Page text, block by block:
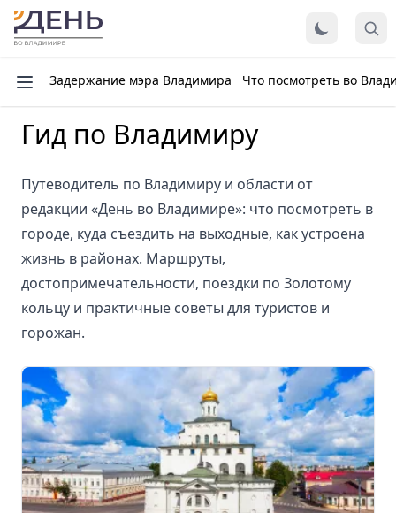
Задержание мэра Владимира Что посмотреть во
Гид по Владимиру
Путеводитель по Владимиру и области от
редакции «День во Владимире»: что посмотреть в
городе, куда съездить на выходные, как устроена
жизнь в районах. Маршруты,
достопримечательности, поездки по Золотому
кольцу и практичные советы для туристов и
горожан.